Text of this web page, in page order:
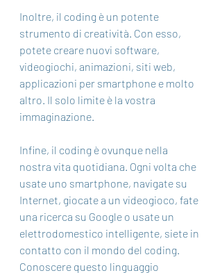
Inoltre, il coding è un potente
strumento di creatività. Con esso,
potete creare nuovi software,
videogiochi, animazioni, siti web,
applicazioni per smartphone e molto
altro. Il solo limite è la vostra
immaginazione.
Infine, il coding è ovunque nella
nostra vita quotidiana. Ogni volta che
usate uno smartphone, navigate su
Internet, giocate a un videogioco, fate
una ricerca su Google o usate un
elettrodomestico intelligente, siete in
contatto con il mondo del coding.
Conoscere questo linguaggio